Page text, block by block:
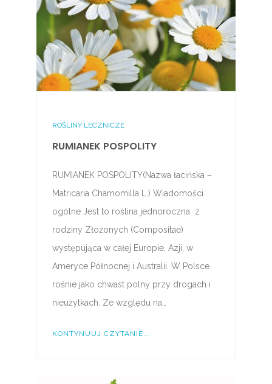
ROŚLINY LECZNICZE
RUMIANEK POSPOLITY
RUMIANEK POSPOLITY(Nazwa łacińska –
Matricaria Chamomilla L.) Wiadomości
ogólne Jest to roślina jednoroczna z
rodziny Złożonych (Compositae)
występująca w całej Europie, Azji, w
Ameryce Północnej i Australii. W Polsce
rośnie jako chwast polny przy drogach i
nieużytkach. Ze względu na…
KONTYNUUJ CZYTANIE...